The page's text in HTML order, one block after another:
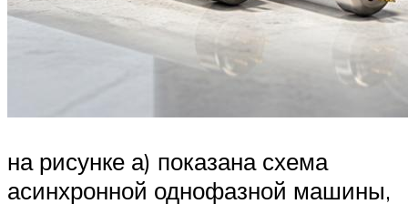
на рисунке а) показана схема
асинхронной однофазной машины,